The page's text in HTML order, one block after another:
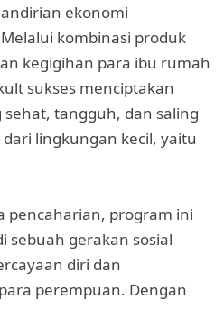
ekonomi
kombinasi produk
kegigihan para ibu rumah
sukses menciptakan
tangguh, dan saling
lingkungan kecil, yaitu
pencaharian, program ini
sebuah gerakan sosial
diri dan
perempuan. Dengan